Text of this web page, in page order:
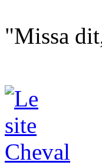
"Missa